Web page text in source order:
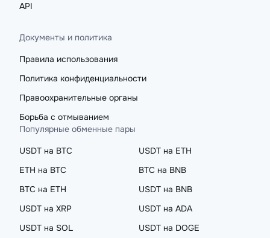
API
Документы и политика
Правила использования
Политика конфиденциальности
Правоохранительные органы
Борьба с отмыванием
Популярные обменные пары
USDT на BTC
USDT на ETH
ETH на BTC
BTC на BNB
BTC на ETH
USDT на BNB
USDT на XRP
USDT на ADA
USDT на SOL
USDT на DOGE